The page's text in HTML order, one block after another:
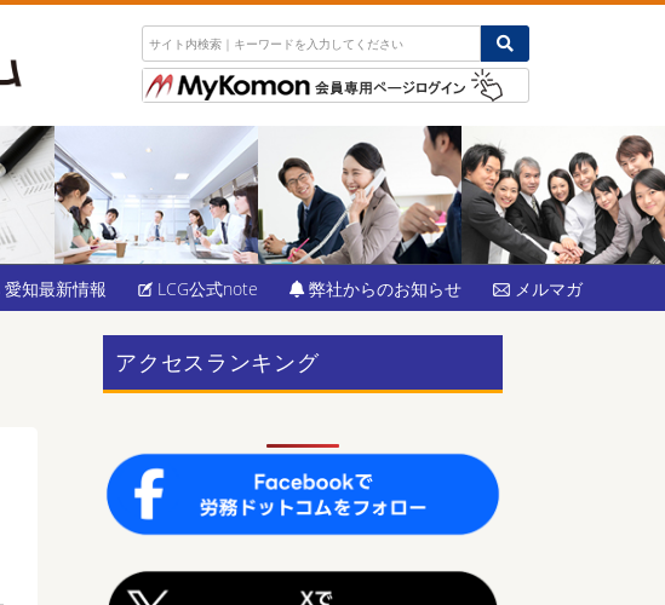
愛知最新情報 LCG公式note 弊社からのお知らせ メルマガ
アクセスランキング